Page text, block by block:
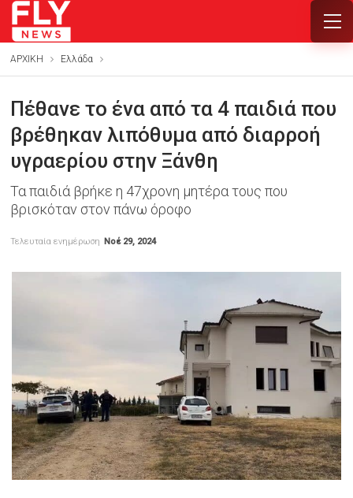
ΑΡΧΙΚΗ Ελλάδα
Πέθανε το ένα από τα 4 παιδιά που
βρέθηκαν λιπόθυμα από διαρροή
υγραερίου στην Ξάνθη
Τα παιδιά βρήκε η 47χρονη μητέρα τους που
βρισκόταν στον πάνω όροφο
Τελευταία ενημέρωση Νοέ 29, 2024